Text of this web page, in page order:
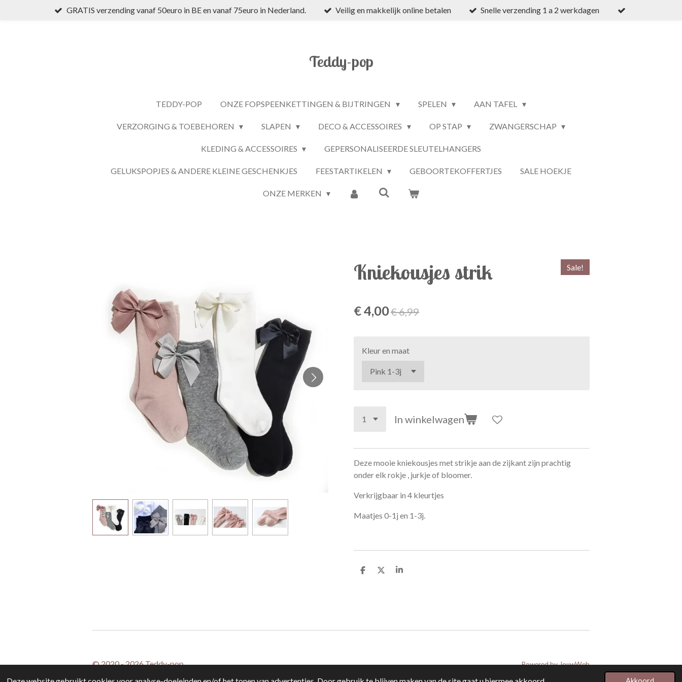
GRATIS verzending vanaf 50euro in BE en vanaf 75euro in Nederland. Veilig en makkelijk online betalen Snelle verzending 1 a 2 werkdagen
Teddy-pop
TEDDY-POP ONZE FOPSPEENKETTINGEN & BIJTRINGEN SPELEN AAN TAFEL
VERZORGING & TOEBEHOREN SLAPEN DECO & ACCESSOIRES OP STAP ZWANGERSCHAP
KLEDING & ACCESSOIRES GEPERSONALISEERDE SLEUTELHANGERS
GELUKSPOPJES & ANDERE KLEINE GESCHENKJES FEESTARTIKELEN GEBOORTEKOFFERTJES SALE HOEKJE
ONZE MERKEN
Kniekousjes strik Sale!
€ 4,00€ 6,99
Kleur en maat
In winkelwagen
Deze mooie kniekousjes met strikje aan de zijkant zijn prachtig
onder elk rokje , jurkje of bloomer.
Verkrijgbaar in 4 kleurtjes
Maatjes 0-1j en 1-3j.
D
D
S
© 2020 - 2026 Teddy-pop Powered byJouwWeb